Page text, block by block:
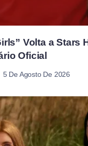
Volta a Stars
Oficial
5 De Agosto De 2026